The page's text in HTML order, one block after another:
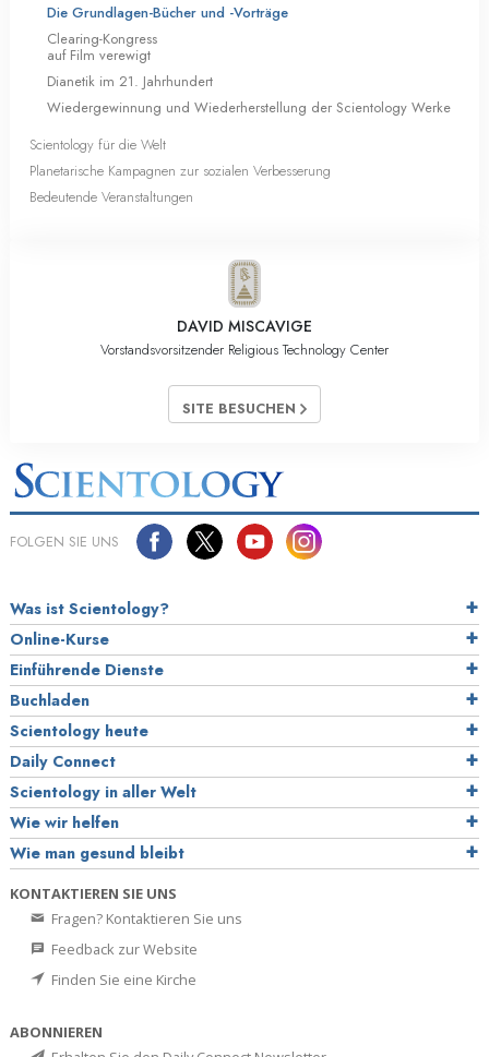
Die Grundlagen-Bücher und -Vorträge
Clearing-Kongress
auf Film verewigt
Dianetik im 21. Jahrhundert
Wiedergewinnung und Wiederherstellung der Scientology Werke
Scientology für die Welt
Planetarische Kampagnen zur sozialen Verbesserung
Bedeutende Veranstaltungen
DAVID MISCAVIGE
Vorstandsvorsitzender Religious Technology Center
SITE BESUCHEN
FOLGEN SIE UNS
Was ist Scientology?
Online-Kurse
Einführende Dienste
Buchladen
Scientology heute
Daily Connect
Scientology in aller Welt
Wie wir helfen
Wie man gesund bleibt
KONTAKTIEREN SIE UNS
Fragen? Kontaktieren Sie uns
Feedback zur Website
Finden Sie eine Kirche
ABONNIEREN